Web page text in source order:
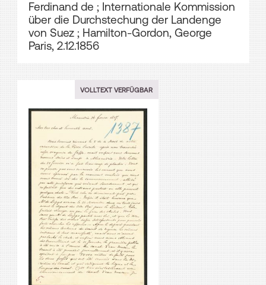
Ferdinand de ; Internationale Kommission
über die Durchstechung der Landenge
von Suez; Hamilton-Gordon, George
Paris, 2.12.1856
VOLLTEXT VERFÜGBAR